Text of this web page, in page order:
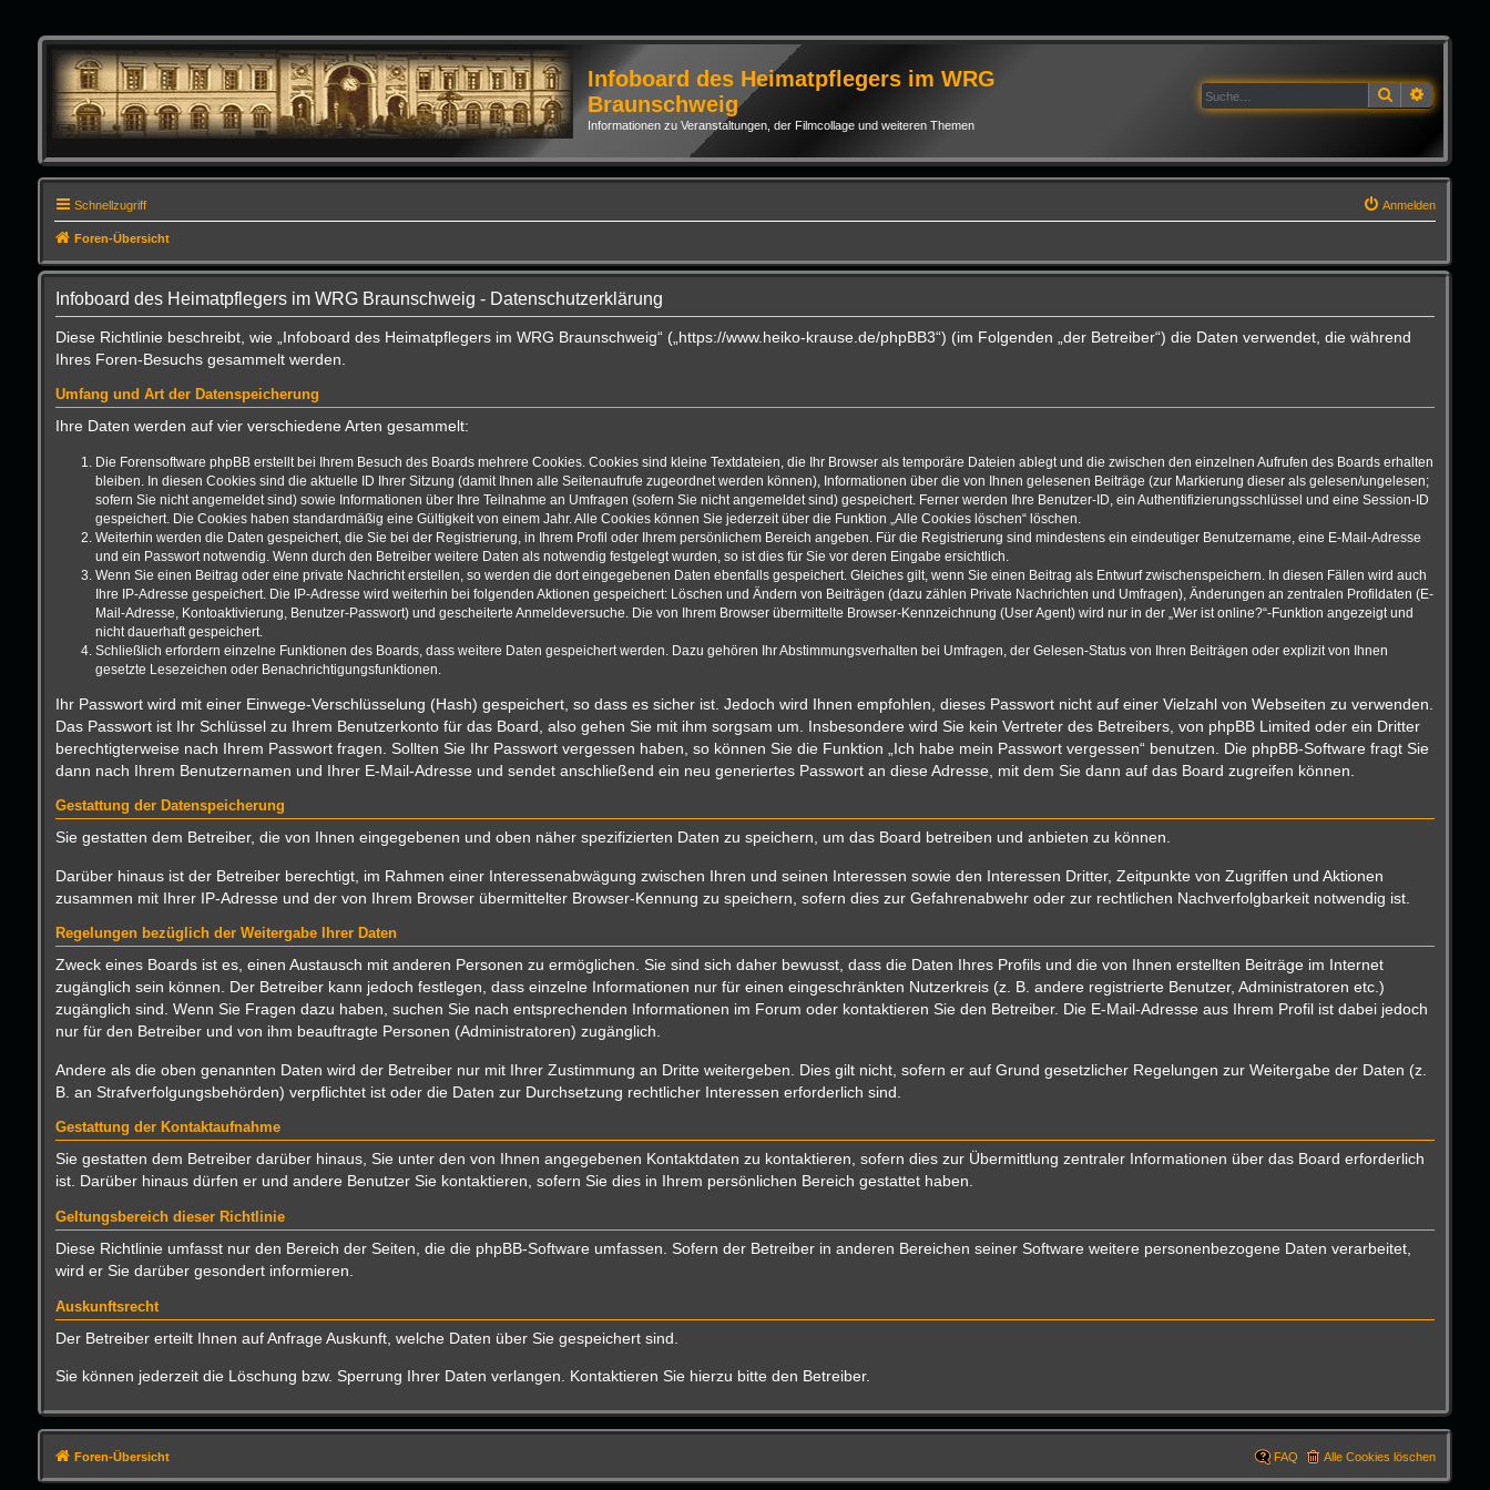
Infoboard des Heimatpflegers im WRG
Braunschweig
Informationen zu Veranstaltungen, der Filmcollage und weiteren Themen
Suche
Schnellzugriff Anmelden
Foren-Übersicht
Infoboard des Heimatpflegers im WRG Braunschweig - Datenschutzerklärung
Diese Richtlinie beschreibt, wie „Infoboard des Heimatpflegers im WRG Braunschweig“ („https://www.heiko-krause.de/phpBB3“) (im Folgenden „der Betreiber“) die Daten verwendet, die während
Ihres Foren-Besuchs gesammelt werden.
Umfang und Art der Datenspeicherung
Ihre Daten werden auf vier verschiedene Arten gesammelt:
Die Forensoftware phpBB erstellt bei Ihrem Besuch des Boards mehrere Cookies. Cookies sind kleine Textdateien, die Ihr Browser als temporäre Dateien ablegt und die zwischen den einzelnen Aufrufen des Boards erhalten
bleiben. In diesen Cookies sind die aktuelle ID Ihrer Sitzung (damit Ihnen alle Seitenaufrufe zugeordnet werden können), Informationen über die von Ihnen gelesenen Beiträge (zur Markierung dieser als gelesen/ungelesen;
sofern Sie nicht angemeldet sind) sowie Informationen über Ihre Teilnahme an Umfragen (sofern Sie nicht angemeldet sind) gespeichert. Ferner werden Ihre Benutzer-ID, ein Authentifizierungsschlüssel und eine Session-ID
gespeichert. Die Cookies haben standardmäßig eine Gültigkeit von einem Jahr. Alle Cookies können Sie jederzeit über die Funktion „Alle Cookies löschen“ löschen.
Weiterhin werden die Daten gespeichert, die Sie bei der Registrierung, in Ihrem Profil oder Ihrem persönlichem Bereich angeben. Für die Registrierung sind mindestens ein eindeutiger Benutzername, eine E-Mail-Adresse
und ein Passwort notwendig. Wenn durch den Betreiber weitere Daten als notwendig festgelegt wurden, so ist dies für Sie vor deren Eingabe ersichtlich.
Wenn Sie einen Beitrag oder eine private Nachricht erstellen, so werden die dort eingegebenen Daten ebenfalls gespeichert. Gleiches gilt, wenn Sie einen Beitrag als Entwurf zwischenspeichern. In diesen Fällen wird auch
Ihre IP-Adresse gespeichert. Die IP-Adresse wird weiterhin bei folgenden Aktionen gespeichert: Löschen und Ändern von Beiträgen (dazu zählen Private Nachrichten und Umfragen), Änderungen an zentralen Profildaten (E-
Mail-Adresse, Kontoaktivierung, Benutzer-Passwort) und gescheiterte Anmeldeversuche. Die von Ihrem Browser übermittelte Browser-Kennzeichnung (User Agent) wird nur in der „Wer ist online?“-Funktion angezeigt und
nicht dauerhaft gespeichert.
Schließlich erfordern einzelne Funktionen des Boards, dass weitere Daten gespeichert werden. Dazu gehören Ihr Abstimmungsverhalten bei Umfragen, der Gelesen-Status von Ihren Beiträgen oder explizit von Ihnen
gesetzte Lesezeichen oder Benachrichtigungsfunktionen.
Ihr Passwort wird mit einer Einwege-Verschlüsselung (Hash) gespeichert, so dass es sicher ist. Jedoch wird Ihnen empfohlen, dieses Passwort nicht auf einer Vielzahl von Webseiten zu verwenden.
Das Passwort ist Ihr Schlüssel zu Ihrem Benutzerkonto für das Board, also gehen Sie mit ihm sorgsam um. Insbesondere wird Sie kein Vertreter des Betreibers, von phpBB Limited oder ein Dritter
berechtigterweise nach Ihrem Passwort fragen. Sollten Sie Ihr Passwort vergessen haben, so können Sie die Funktion „Ich habe mein Passwort vergessen“ benutzen. Die phpBB-Software fragt Sie
dann nach Ihrem Benutzernamen und Ihrer E-Mail-Adresse und sendet anschließend ein neu generiertes Passwort an diese Adresse, mit dem Sie dann auf das Board zugreifen können.
Gestattung der Datenspeicherung
Sie gestatten dem Betreiber, die von Ihnen eingegebenen und oben näher spezifizierten Daten zu speichern, um das Board betreiben und anbieten zu können.
Darüber hinaus ist der Betreiber berechtigt, im Rahmen einer Interessenabwägung zwischen Ihren und seinen Interessen sowie den Interessen Dritter, Zeitpunkte von Zugriffen und Aktionen
zusammen mit Ihrer IP-Adresse und der von Ihrem Browser übermittelter Browser-Kennung zu speichern, sofern dies zur Gefahrenabwehr oder zur rechtlichen Nachverfolgbarkeit notwendig ist.
Regelungen bezüglich der Weitergabe Ihrer Daten
Zweck eines Boards ist es, einen Austausch mit anderen Personen zu ermöglichen. Sie sind sich daher bewusst, dass die Daten Ihres Profils und die von Ihnen erstellten Beiträge im Internet
zugänglich sein können. Der Betreiber kann jedoch festlegen, dass einzelne Informationen nur für einen eingeschränkten Nutzerkreis (z. B. andere registrierte Benutzer, Administratoren etc.)
zugänglich sind. Wenn Sie Fragen dazu haben, suchen Sie nach entsprechenden Informationen im Forum oder kontaktieren Sie den Betreiber. Die E-Mail-Adresse aus Ihrem Profil ist dabei jedoch
nur für den Betreiber und von ihm beauftragte Personen (Administratoren) zugänglich.
Andere als die oben genannten Daten wird der Betreiber nur mit Ihrer Zustimmung an Dritte weitergeben. Dies gilt nicht, sofern er auf Grund gesetzlicher Regelungen zur Weitergabe der Daten (z.
B. an Strafverfolgungsbehörden) verpflichtet ist oder die Daten zur Durchsetzung rechtlicher Interessen erforderlich sind.
Gestattung der Kontaktaufnahme
Sie gestatten dem Betreiber darüber hinaus, Sie unter den von Ihnen angegebenen Kontaktdaten zu kontaktieren, sofern dies zur Übermittlung zentraler Informationen über das Board erforderlich
ist. Darüber hinaus dürfen er und andere Benutzer Sie kontaktieren, sofern Sie dies in Ihrem persönlichen Bereich gestattet haben.
Geltungsbereich dieser Richtlinie
Diese Richtlinie umfasst nur den Bereich der Seiten, die die phpBB-Software umfassen. Sofern der Betreiber in anderen Bereichen seiner Software weitere personenbezogene Daten verarbeitet,
wird er Sie darüber gesondert informieren.
Auskunftsrecht
Der Betreiber erteilt Ihnen auf Anfrage Auskunft, welche Daten über Sie gespeichert sind.
Sie können jederzeit die Löschung bzw. Sperrung Ihrer Daten verlangen. Kontaktieren Sie hierzu bitte den Betreiber.
Foren-Übersicht Alle Cookies löschen
FAQ